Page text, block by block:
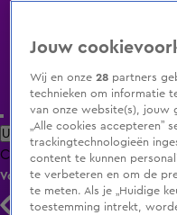
Uitzending Gemist Populaire
ClipsFilmsRadioSmart TV
Volg KIJK
Jouw
Wij en onze28 partners
technieken om informatie
van onze website(s), jouw
„Alle cookies accepteren”
trackingtechnologieën
content te kunnen
te verbeteren en om de
te meten. Als je „Huidige
toestemming intrekt,